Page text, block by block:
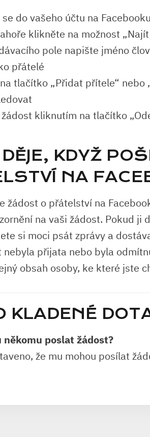
do vašeho účtu na Facebooku
klikněte na možnost
pole napište jméno
přátelé
tlačítko „Přidat přítele“ nebo
kliknutím na tlačítko
KDYŽ
NA
žádost o přátelství na
na vaši žádost. Pokud ji
si moci psát zprávy a
nebyla přijata nebo byla
obsah osoby, ke které jste
KLADENÉ
někomu poslat žádost?
že mu mohou posílat